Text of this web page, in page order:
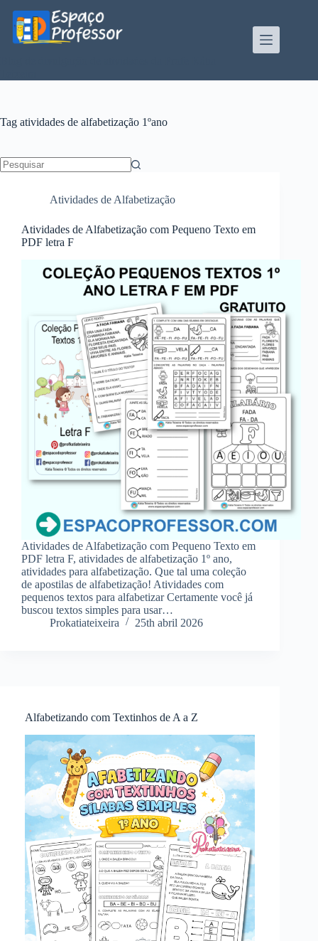
para
conteúdo
Tag atividades de alfabetização 1ºano
Atividades de Alfabetização
Atividades de Alfabetização com Pequeno Texto em
PDF letra F
Atividades de Alfabetização com Pequeno Texto em
PDF letra F, atividades de alfabetização 1º ano,
atividades para alfabetização. Que tal uma coleção
de apostilas de alfabetização! Atividades com
pequenos textos para alfabetizar Certamente você já
buscou textos simples para usar…
Prokatiateixeira
25th abril 2026
Alfabetizando com Textinhos de A a Z